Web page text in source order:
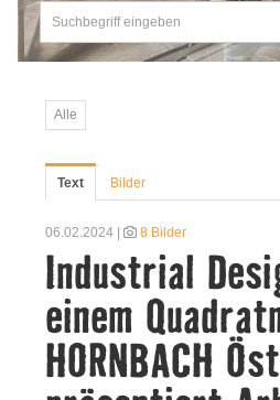
Downloads
Marktbilder
Kontakt
Alle
Text Bilder
06.02.2024 | 8 Bilder
Industrial
einem
HORNBACH